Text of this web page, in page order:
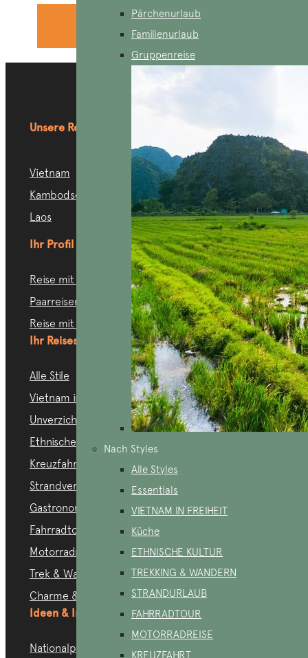
Pärchenurlaub
Familienurlaub
Gruppenreise
Nach Styles
Alle Styles
Essentials
VIETNAM IN FREIHEIT
Küche
ETHNISCHE KULTUR
TREKKING & WANDERN
STRANDURLAUB
FAHRRADTOUR
MOTORRADREISE
KREUZFAHRT
Unsere Reiseziele
Vietnam
Kambodscha
Laos
Ihr Profil
Reise mit der Familie
Paarreisen
Reise mit Freunden
Ihr Reisestil
Alle Stile
Vietnam in Freiheit
Unverzichtbare
Ethnische Kultur
Kreuzfahrten
Strandverlängerung
Gastronomie
Fahrradtour
Motorradreise
Trek & Wanderung
Charme & Eleganz
Ideen & Inspirationen
Nationalparks